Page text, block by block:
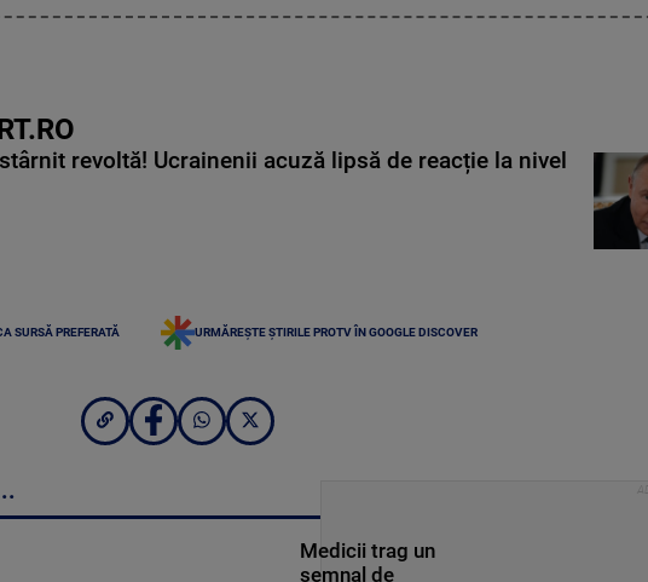
revoltă! Ucrainenii acuză lipsă de reacție la nivel
SURSĂ PREFERATĂ URMĂREȘTE ȘTIRILE PROTV ÎN GOOGLE DISCOVER
Medicii trag un
semnal de